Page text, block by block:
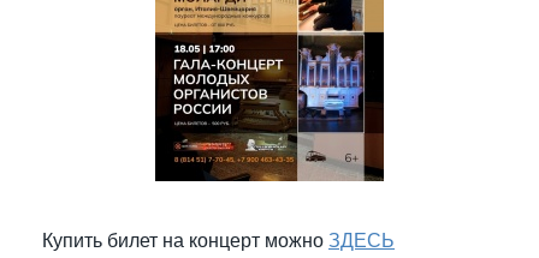
Купить билет на концерт можно ЗДЕСЬ